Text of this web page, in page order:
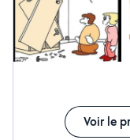
Voir le